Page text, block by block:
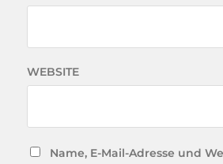
WEBSITE
Name, E-Mail-Adresse und